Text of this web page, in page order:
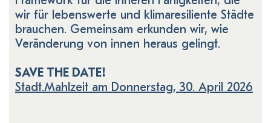
wir für lebenswerte und klimaresiliente Städte
brauchen. Gemeinsam erkunden wir, wie
Veränderung von innen heraus gelingt.
SAVE THE DATE!
Stadt.Mahlzeit am Donnerstag, 30. April 2026